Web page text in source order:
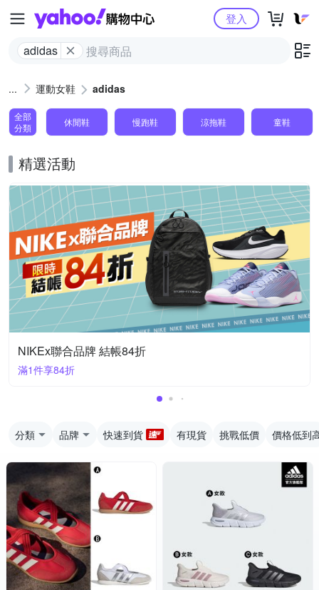
Yahoo購物中心
adidas
登入
運動女鞋 adidas
全部
分類
休閒鞋 慢跑鞋 涼拖鞋 童鞋
精選活動
NIKEx聯合品牌 結帳84折
滿1件享84折
分類 品牌 快速到貨 有現貨 挑戰低價 價格低到